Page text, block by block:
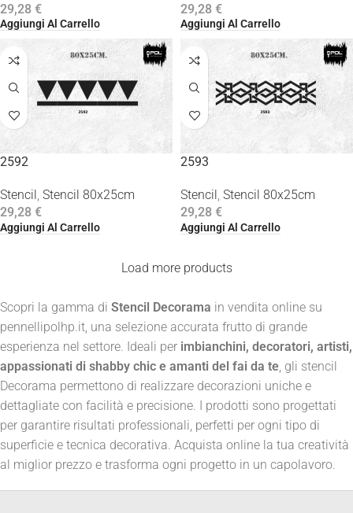
29,28 €
Aggiungi Al Carrello
29,28 €
Aggiungi Al Carrello
2592
Stencil , Stencil 80x25cm
29,28 €
Aggiungi Al Carrello
2593
Stencil , Stencil 80x25cm
29,28 €
Aggiungi Al Carrello
Load more products
Scopri la gamma di Stencil Decorama in vendita online su
pennellipolhp.it, una selezione accurata frutto di grande
esperienza nel settore. Ideali per imbianchini, decoratori, artisti,
appassionati di shabby chic e amanti del fai da te, gli stencil
Decorama permettono di realizzare decorazioni uniche e
dettagliate con facilità e precisione. I prodotti sono progettati
per garantire risultati professionali, perfetti per ogni tipo di
superficie e tecnica decorativa. Acquista online la tua creatività
al miglior prezzo e trasforma ogni progetto in un capolavoro.